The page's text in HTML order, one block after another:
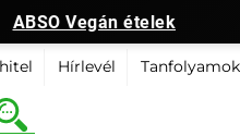
ABSO Vegán ételek
Hírlevél Tanfolyamok